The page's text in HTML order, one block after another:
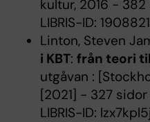
kultur, 2016 - 382
LIBRIS-ID:
Linton, Steven
i KBT: från teori
utgåvan :
[2021] - 327 sidor
LIBRIS-ID: